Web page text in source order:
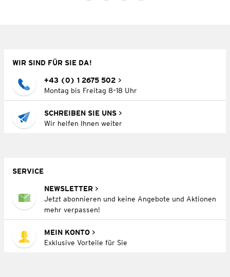
WIR SIND FÜR SIE DA!
+43 (0) 1 2675 502
Montag bis Freitag 8–18 Uhr
SCHREIBEN SIE UNS
Wir helfen Ihnen weiter
SERVICE
NEWSLETTER
Jetzt abonnieren und keine Angebote und Aktionen
mehr verpassen!
MEIN KONTO
Exklusive Vorteile für Sie